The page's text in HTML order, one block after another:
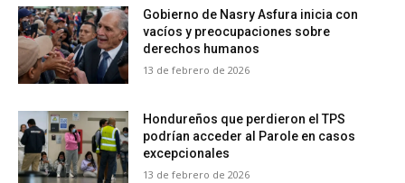
Gobierno de Nasry Asfura inicia con
vacíos y preocupaciones sobre
derechos humanos
13 de febrero de 2026
Hondureños que perdieron el TPS
podrían acceder al Parole en casos
excepcionales
13 de febrero de 2026